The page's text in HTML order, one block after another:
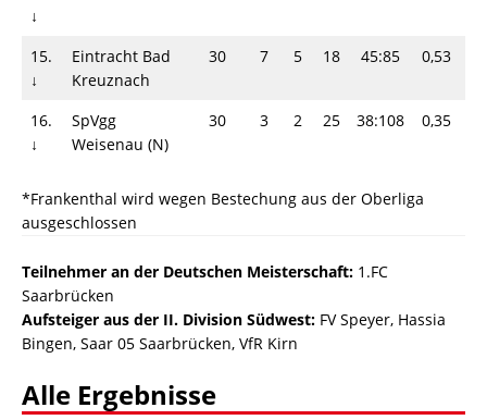
↓
15.
↓
Eintracht Bad
Kreuznach
30 7 5 18 45:85 0,53
16.
↓
SpVgg
Weisenau (N)
30 3 2 25 38:108 0,35
*Frankenthal wird wegen Bestechung aus der Oberliga
ausgeschlossen
Teilnehmer an der Deutschen Meisterschaft: 1.FC
Saarbrücken
Aufsteiger aus der II. Division Südwest: FV Speyer, Hassia
Bingen, Saar 05 Saarbrücken, VfR Kirn
Alle Ergebnisse